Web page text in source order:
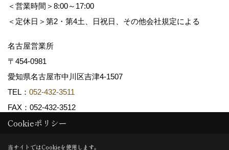
＜営業時間＞8:00～17:00
＜定休日＞第2・第4土、日祝日、その他会社規定による
名古屋営業所
〒454-0981
愛知県名古屋市中川区吉津4-1507
TEL： 052-432-3511
FAX：052-432-3512
Copyright (c) 共和木材工業株式会社. All Rights Reserved.
Cookieポリシー
当サイトではCookieを使用します。